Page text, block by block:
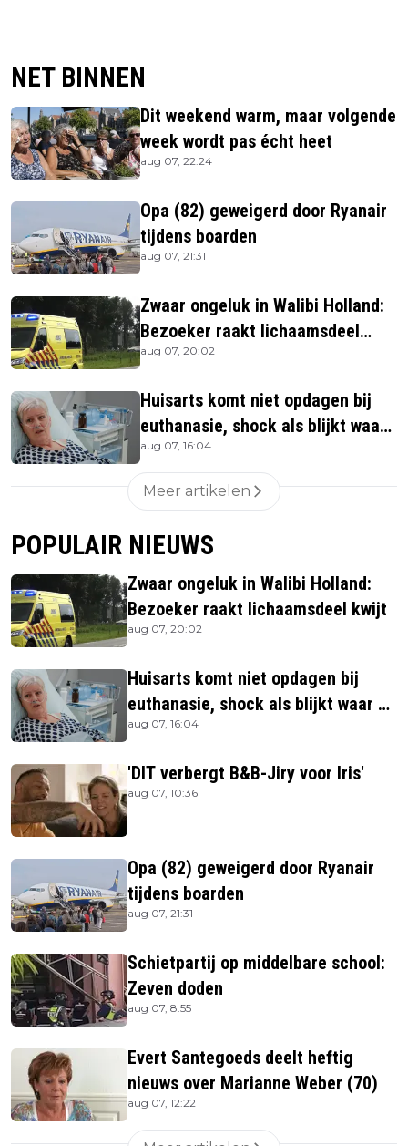
NET BINNEN
Dit weekend warm, maar volgende
week wordt pas écht heet
aug 07, 22:24
Opa (82) geweigerd door Ryanair
tijdens boarden
aug 07, 21:31
Zwaar ongeluk in Walibi Holland:
Bezoeker raakt lichaamsdeel
kwijt
aug 07, 20:02
Huisarts komt niet opdagen bij
euthanasie, shock als blijkt waar
ze is
aug 07, 16:04
Meer artikelen
POPULAIR NIEUWS
Zwaar ongeluk in Walibi Holland:
Bezoeker raakt lichaamsdeel kwijt
aug 07, 20:02
Huisarts komt niet opdagen bij
euthanasie, shock als blijkt waar ze
is
aug 07, 16:04
'DIT verbergt B&B-Jiry voor Iris'
aug 07, 10:36
Opa (82) geweigerd door Ryanair
tijdens boarden
aug 07, 21:31
Schietpartij op middelbare school:
Zeven doden
aug 07, 8:55
Evert Santegoeds deelt heftig
nieuws over Marianne Weber (70)
aug 07, 12:22